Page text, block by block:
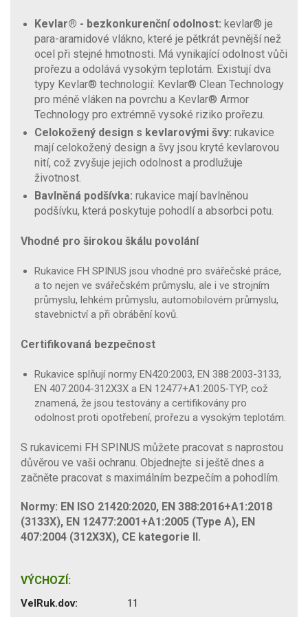
Kevlar® - bezkonkurenční odolnost: kevlar® je
para-aramidové vlákno, které je pětkrát pevnější než
ocel při stejné hmotnosti. Má vynikající odolnost vůči
prořezu a odolává vysokým teplotám. Existují dva
typy Kevlar® technologií: Kevlar® Clean Technology
pro méně vláken na povrchu a Kevlar® Armor
Technology pro extrémně vysoké riziko prořezu.
Celokožený design s kevlarovými švy: rukavice
mají celokožený design a švy jsou kryté kevlarovou
nití, což zvyšuje jejich odolnost a prodlužuje
životnost.
Bavlněná podšívka: rukavice mají bavlněnou
podšívku, která poskytuje pohodlí a absorbci potu.
Vhodné pro širokou škálu povolání
Rukavice FH SPINUS jsou vhodné pro svářečské práce,
a to nejen ve svářečském průmyslu, ale i ve strojním
průmyslu, lehkém průmyslu, automobilovém průmyslu,
stavebnictví a při obrábění kovů.
Certifikovaná bezpečnost
Rukavice splňují normy EN420:2003, EN 388:2003-3133,
EN 407:2004-312X3X a EN 12477+A1:2005-TYP, což
znamená, že jsou testovány a certifikovány pro
odolnost proti opotřebení, prořezu a vysokým teplotám.
S rukavicemi FH SPINUS můžete pracovat s naprostou
důvěrou ve vaši ochranu. Objednejte si ještě dnes a
začněte pracovat s maximálním bezpečím a pohodlím.
Normy: EN ISO 21420:2020, EN 388:2016+A1:2018
(3133X), EN 12477:2001+А1:2005 (Type A), EN
407:2004 (312X3X), CE kategorie II.
VÝCHOZÍ:
VelRuk.dov: 11